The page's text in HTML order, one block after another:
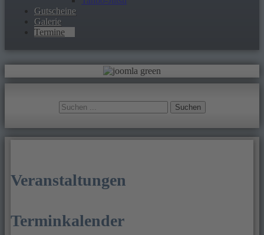
Gutscheine
Galerie
Termine
Suchen
Veranstaltungen
Terminkalender